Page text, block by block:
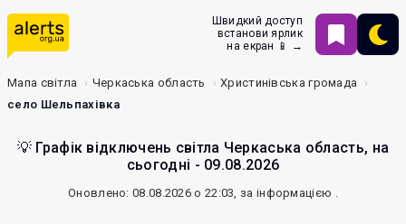
Швидкий доступ
встанови ярлик
на екран 📱 →
Мапа світла Черкаська область
Христинівська громада
село Шельпахівка
💡 Графік відключень світла Черкаська область, на
сьогодні - 09.08.2026
Оновлено: 08.08.2026 о 22:03, за інформацією .